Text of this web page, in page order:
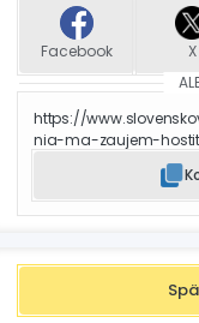
Facebook X
https://
nia-ma-zaujem-